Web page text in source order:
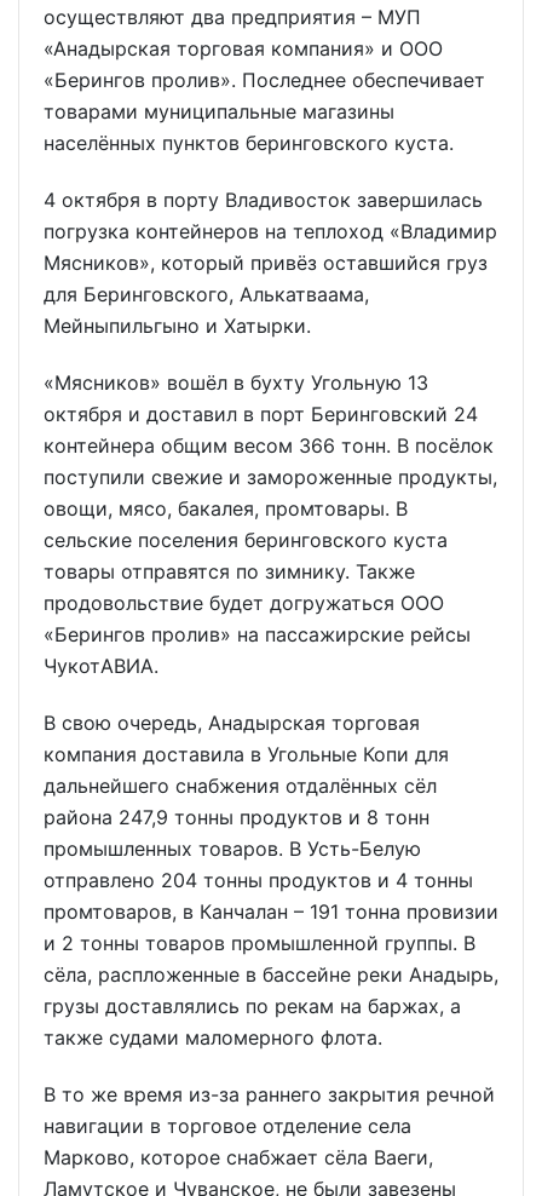
осуществляют два предприятия – МУП
«Анадырская торговая компания» и ООО
«Берингов пролив». Последнее обеспечивает
товарами муниципальные магазины
населённых пунктов беринговского куста.
4 октября в порту Владивосток завершилась
погрузка контейнеров на теплоход «Владимир
Мясников», который привёз оставшийся груз
для Беринговского, Алькатваама,
Мейныпильгыно и Хатырки.
«Мясников» вошёл в бухту Угольную 13
октября и доставил в порт Беринговский 24
контейнера общим весом 366 тонн. В посёлок
поступили свежие и замороженные продукты,
овощи, мясо, бакалея, промтовары. В
сельские поселения беринговского куста
товары отправятся по зимнику. Также
продовольствие будет догружаться ООО
«Берингов пролив» на пассажирские рейсы
ЧукотАВИА.
В свою очередь, Анадырская торговая
компания доставила в Угольные Копи для
дальнейшего снабжения отдалённых сёл
района 247,9 тонны продуктов и 8 тонн
промышленных товаров. В Усть-Белую
отправлено 204 тонны продуктов и 4 тонны
промтоваров, в Канчалан – 191 тонна провизии
и 2 тонны товаров промышленной группы. В
сёла, распложенные в бассейне реки Анадырь,
грузы доставлялись по рекам на баржах, а
также судами маломерного флота.
В то же время из-за раннего закрытия речной
навигации в торговое отделение села
Марково, которое снабжает сёла Ваеги,
Ламутское и Чуванское, не были завезены